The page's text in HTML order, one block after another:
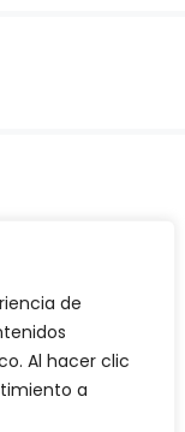
de
Al hacer clic
a